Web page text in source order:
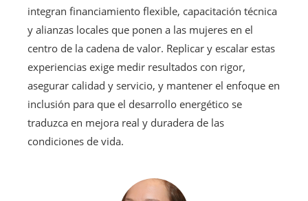
integran financiamiento flexible, capacitación técnica
y alianzas locales que ponen a las mujeres en el
centro de la cadena de valor. Replicar y escalar estas
experiencias exige medir resultados con rigor,
asegurar calidad y servicio, y mantener el enfoque en
inclusión para que el desarrollo energético se
traduzca en mejora real y duradera de las
condiciones de vida.